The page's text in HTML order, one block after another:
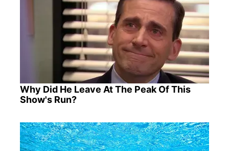
Why Did He Leave At The Peak Of This
Show's Run?